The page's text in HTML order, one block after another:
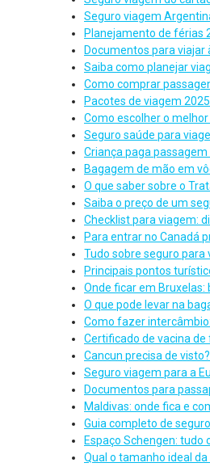
Seguro viagem
Planejamento de férias
Documentos para viajar
Saiba como planejar
Como comprar
Pacotes de viagem
Como escolher o
Seguro saúde para
Criança paga
Bagagem de mão em
O que saber sobre o
Saiba o preço de um
Checklist para viagem:
Para entrar no Canadá
Tudo sobre seguro
Principais pontos
Onde ficar em Bruxelas:
O que pode levar na
Como fazer
Certificado de vacina
Cancun precisa de
Seguro viagem para a
Documentos para
Maldivas: onde fica e
Guia completo de
Espaço Schengen: tudo
Qual o tamanho ideal